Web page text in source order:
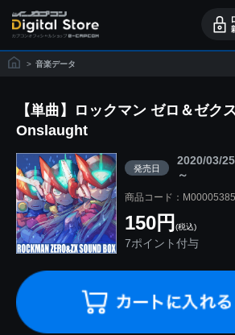
> 音楽データ
【単曲】ロックマン ゼロ＆ゼク
Onslaught
発売日
2020/03/25
～
商品コード：M00005385
150円 (税込)
7ポイント付与